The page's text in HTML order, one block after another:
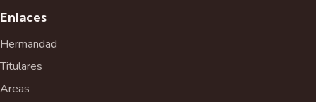
Enlaces
Hermandad
Titulares
Areas